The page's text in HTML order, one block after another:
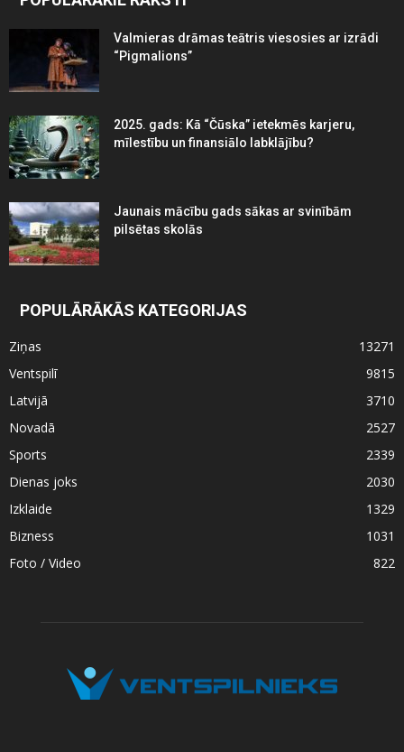
Valmieras drāmas teātris viesosies ar izrādi
“Pigmalions”
2025. gads: Kā “Čūska” ietekmēs karjeru,
mīlestību un finansiālo labklājību?
Jaunais mācību gads sākas ar svinībām
pilsētas skolās
POPULĀRĀKĀS KATEGORIJAS
Ziņas
13271
Ventspilī
9815
Latvijā
3710
Novadā
2527
Sports
2339
Dienas joks
2030
Izklaide
1329
Bizness
1031
Foto / Video
822